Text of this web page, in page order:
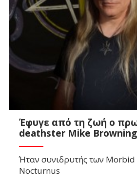
Έφυγε από τη ζωή ο
deathster Mike Browning
Ήταν συνιδρυτής των Morbid
Nocturnus